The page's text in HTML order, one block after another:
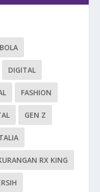
BOLA
DIGITAL
FASHION
GEN Z
RX KING